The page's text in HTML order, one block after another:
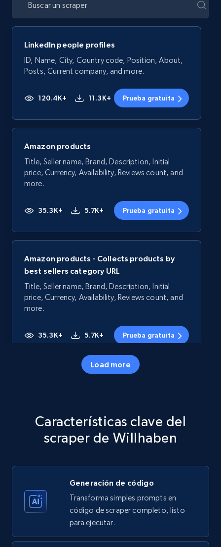
LinkedIn people profiles
ID, Name, City, Country code, Position, About,
Posts, Current company, and more.
120.4K+ 11.3K+ Prueba gratuita
Amazon products
Title, Seller name, Brand, Description, Initial
price, Currency, Availability, Reviews count, and
more.
35.3K+ 5.7K+ Prueba gratuita
Amazon products - Collects products by
best sellers category URL
Title, Seller name, Brand, Description, Initial
price, Currency, Availability, Reviews count, and
more.
35.3K+ 5.7K+ Prueba gratuita
price, Currency, Availability, Reviews count, and
Amazon products - Collects products by
specific keywords
Title, Seller name, Brand, Description, Initial
Load more
Características clave del
scraper de Willhaben
Generación de código
Transforma simples prompts en
código de scraper completo, listo
para ejecutar.